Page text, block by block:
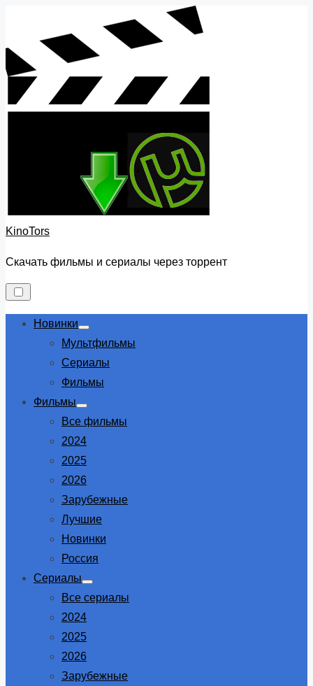
content
KinoTors
Скачать фильмы и сериалы через торрент
Новинки
Show
sub
Мультфильмы
Сериалы
Фильмы
Фильмы
Show
sub
Все фильмы
2024
2025
2026
Зарубежные
Лучшие
Новинки
Россия
Сериалы
Show
sub
Все сериалы
2024
2025
2026
Зарубежные